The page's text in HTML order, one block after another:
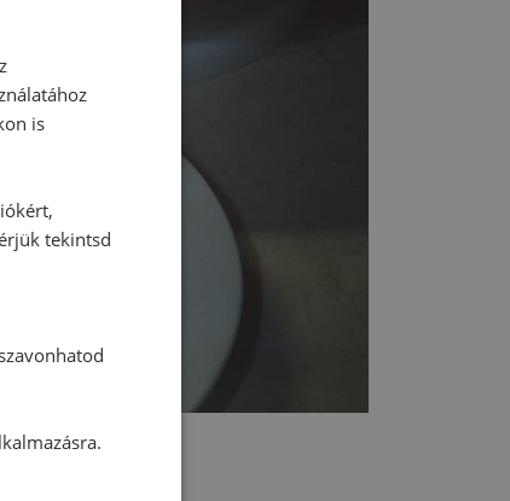
is
tekintsd